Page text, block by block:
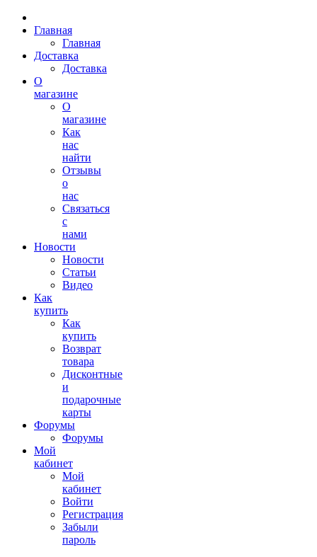
Главная
Главная
Доставка
Доставка
О
магазине
О
магазине
Как
нас
найти
Отзывы
о
нас
Связаться
с
нами
Новости
Новости
Статьи
Видео
Как
купить
Как
купить
Возврат
товара
Дисконтные
и
подарочные
карты
Форумы
Форумы
Мой
кабинет
Мой
кабинет
Войти
Регистрация
Забыли
пароль